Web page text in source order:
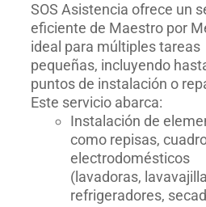
SOS Asistencia ofrece un
eficiente de Maestro por
ideal para múltiples tareas
pequeñas, incluyendo
puntos de instalación o
Este servicio abarca:
Instalación de
como repisas,
electrodomésticos
(lavadoras,
refrigeradores,